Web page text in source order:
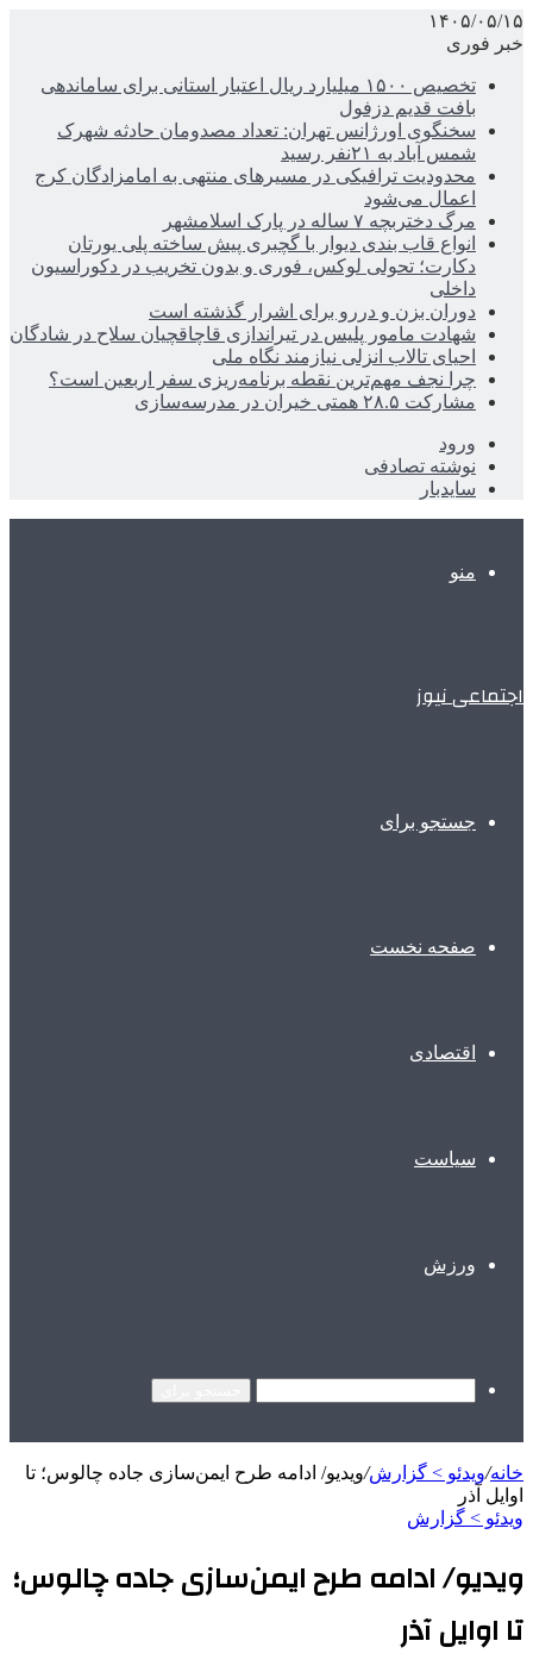
۱۴۰۵/۰۵/۱۵
خبر فوری
تخصیص ۱۵۰۰ میلیارد ریال اعتبار استانی برای ساماندهی
بافت قدیم دزفول
سخنگوی اورژانس تهران: تعداد مصدومان حادثه شهرک
شمس آباد به ۲۱نفر رسید
محدودیت ترافیکی در مسیرهای منتهی به امامزادگان کرج
اعمال می‌شود
مرگ دختربچه ۷ ساله در پارک اسلامشهر
انواع قاب بندی دیوار با گچبری پیش ساخته پلی یورتان
دکارت؛ تحولی لوکس، فوری و بدون تخریب در دکوراسیون
داخلی
دوران بزن و دررو برای اشرار گذشته است
شهادت مامور پلیس در تیراندازی قاچاقچیان سلاح در شادگان
احیای تالاب انزلی نیازمند نگاه ملی
چرا نجف مهم‌ترین نقطه برنامه‌ریزی سفر اربعین است؟
مشارکت ۲۸.۵ همتی خیران در مدرسه‌سازی
ورود
نوشته تصادفی
سایدبار
منو
اجتماعی نیوز
جستجو برای
صفحه نخست
اقتصادی
سیاست
ورزش
خانه/ویدئو > گزارش/ویدیو/ ادامه طرح ایمن‌سازی جاده چالوس؛ تا
اوایل آذر
ویدئو > گزارش
ویدیو/ ادامه طرح ایمن‌سازی جاده چالوس؛
تا اوایل آذر